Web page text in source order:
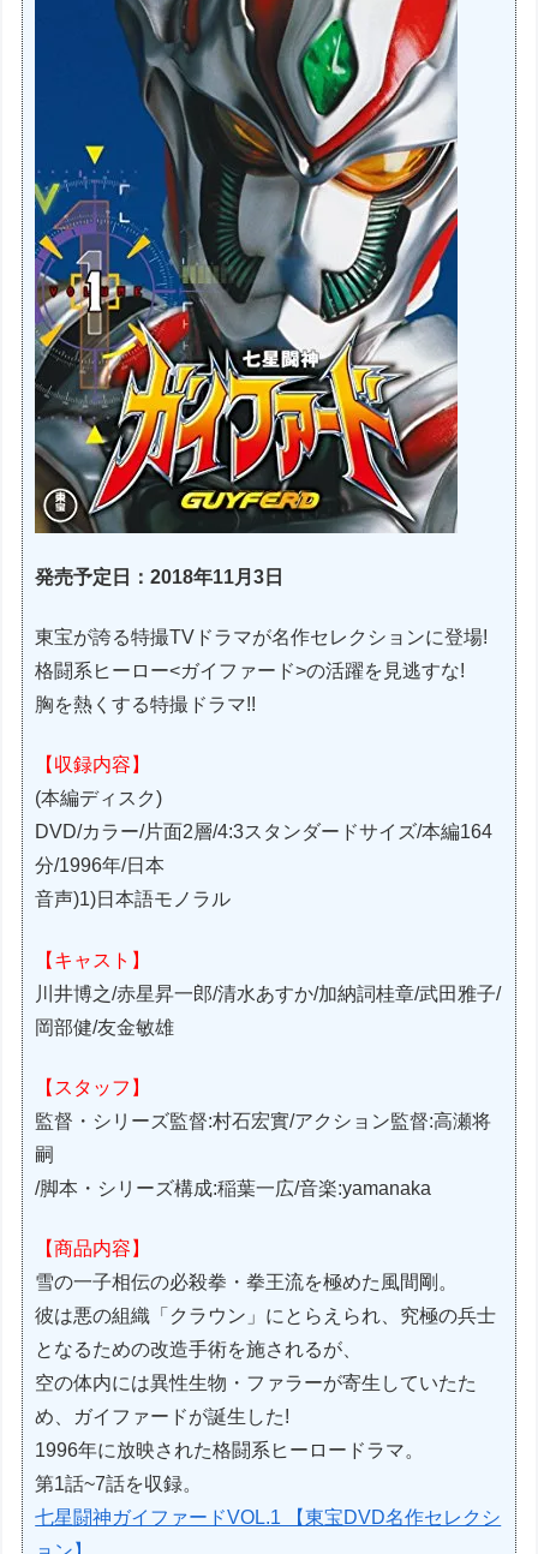
発売予定日：2018年11月3日
東宝が誇る特撮TVドラマが名作セレクションに登場!
格闘系ヒーロー<ガイファード>の活躍を見逃すな!
胸を熱くする特撮ドラマ!!
【収録内容】
(本編ディスク)
DVD/カラー/片面2層/4:3スタンダードサイズ/本編164
分/1996年/日本
音声)1)日本語モノラル
【キャスト】
川井博之/赤星昇一郎/清水あすか/加納詞桂章/武田雅子/
岡部健/友金敏雄
【スタッフ】
監督・シリーズ監督:村石宏實/アクション監督:高瀬将
嗣
/脚本・シリーズ構成:稲葉一広/音楽:yamanaka
【商品内容】
雪の一子相伝の必殺拳・拳王流を極めた風間剛。
彼は悪の組織「クラウン」にとらえられ、究極の兵士
となるための改造手術を施されるが、
空の体内には異性生物・ファラーが寄生していたた
め、ガイファードが誕生した!
1996年に放映された格闘系ヒーロードラマ。
第1話~7話を収録。
七星闘神ガイファードVOL.1 【東宝DVD名作セレクシ